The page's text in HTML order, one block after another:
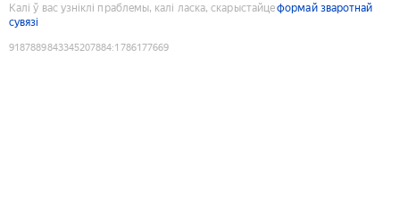
Калі ў вас узніклі праблемы, калі ласка, скарыстайцеформай зваротнай
сувязі
9187889843345207884:1786177669